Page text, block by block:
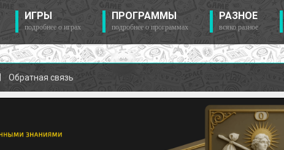
ИГРЫ
подробнее о играх
ПРОГРАММЫ
подробнее о программах
РАЗНОЕ
всяко разное
Обратная связь